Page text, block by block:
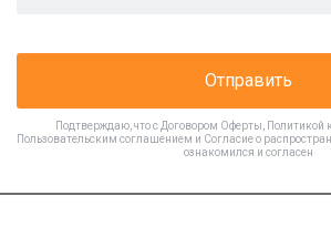
Отправить
Подтверждаю, что с Договором Оферты Политикой
Пользовательским соглашением и Согласие о
ознакомился и согласен